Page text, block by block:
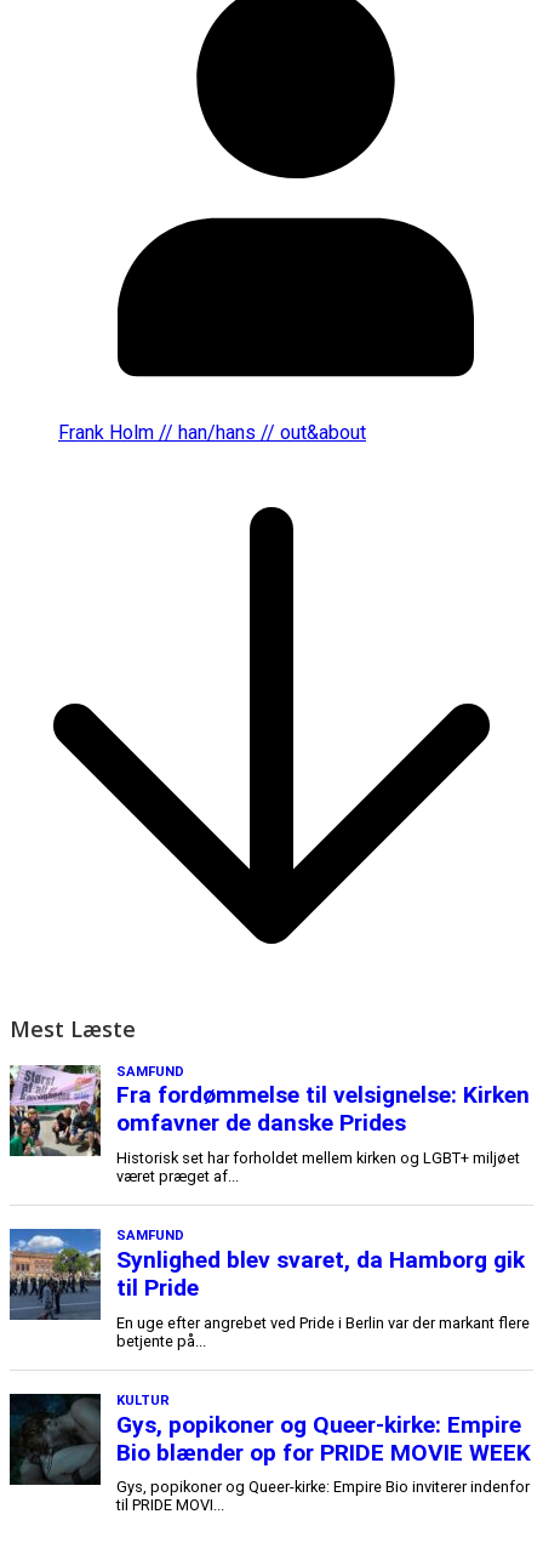
Frank Holm // han/hans // out&about
Mest Læste